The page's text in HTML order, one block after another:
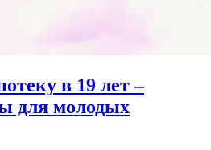
в 19 лет –
для молодых